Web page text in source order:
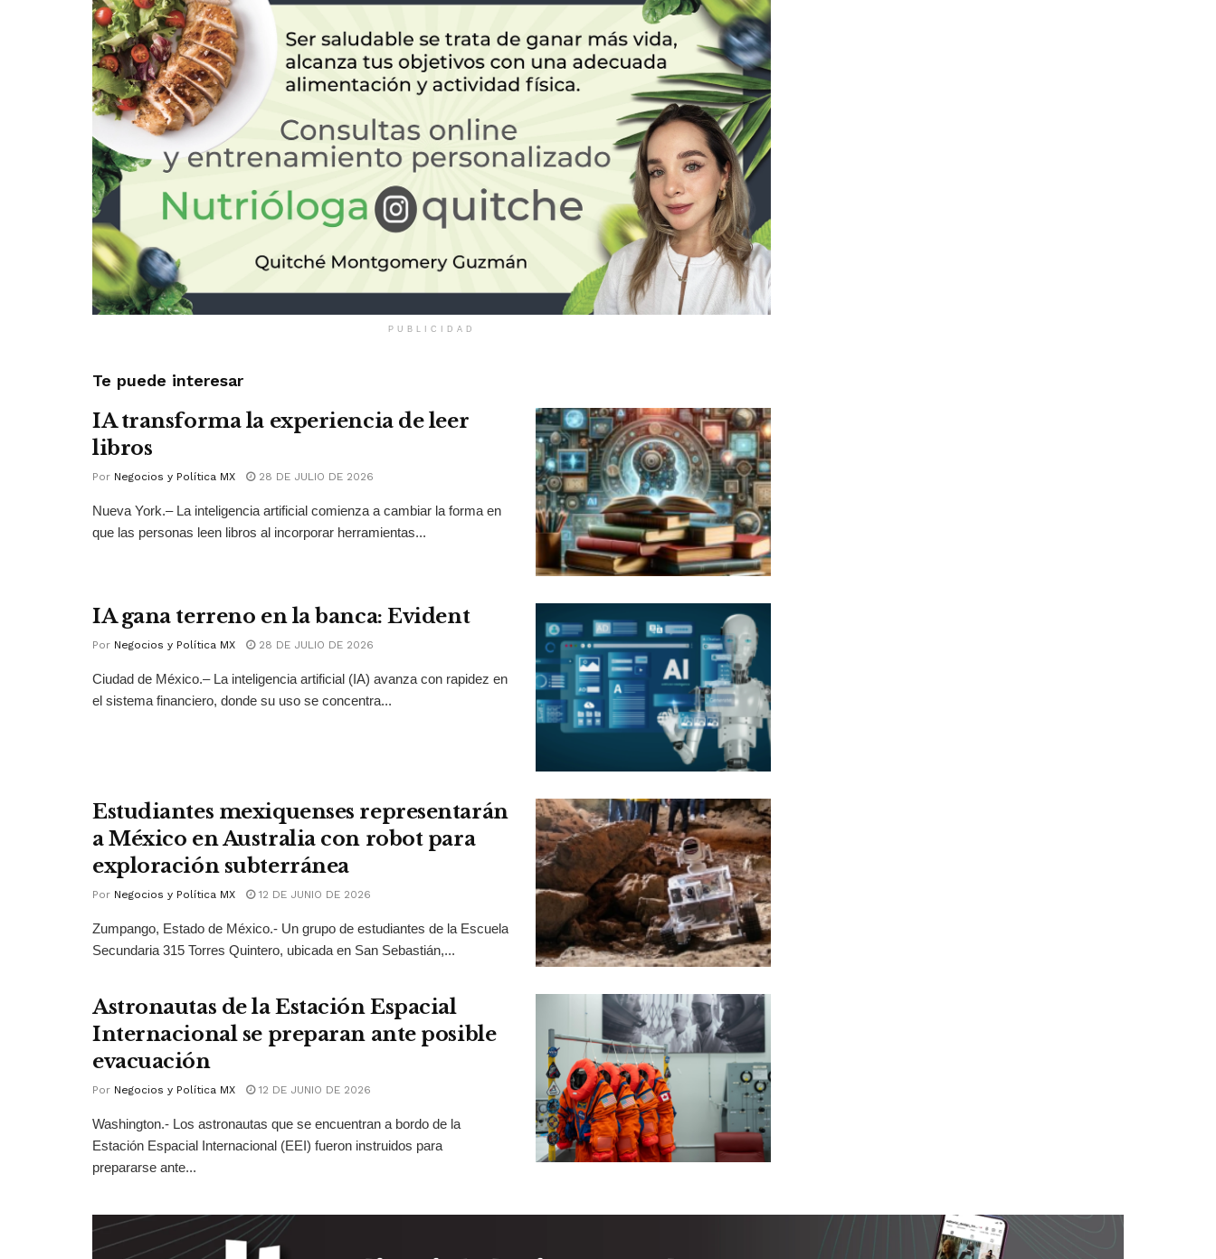
PUBLICIDAD
Te puede interesar
IA transforma la experiencia de leer
libros
Por Negocios y Política MX 28 DE JULIO DE 2026
Nueva York.– La inteligencia artificial comienza a cambiar la forma en
que las personas leen libros al incorporar herramientas...
IA gana terreno en la banca: Evident
Por Negocios y Política MX 28 DE JULIO DE 2026
Ciudad de México.– La inteligencia artificial (IA) avanza con rapidez en
el sistema financiero, donde su uso se concentra...
Estudiantes mexiquenses representarán
a México en Australia con robot para
exploración subterránea
Por Negocios y Política MX 12 DE JUNIO DE 2026
Zumpango, Estado de México.- Un grupo de estudiantes de la Escuela
Secundaria 315 Torres Quintero, ubicada en San Sebastián,...
Astronautas de la Estación Espacial
Internacional se preparan ante posible
evacuación
Por Negocios y Política MX 12 DE JUNIO DE 2026
Washington.- Los astronautas que se encuentran a bordo de la
Estación Espacial Internacional (EEI) fueron instruidos para
prepararse ante...